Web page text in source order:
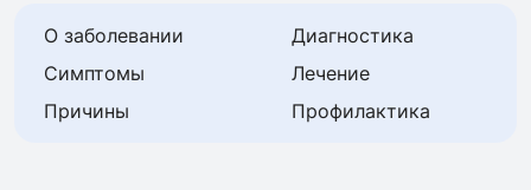
О заболевании
Симптомы
Причины
Диагностика
Лечение
Профилактика